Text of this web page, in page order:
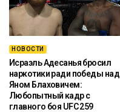
НОВОСТИ
Исраэль Адесанья бросил
наркотики ради победы над
Яном Блаховичем:
Любопытный кадр с
главного боя UFC 259